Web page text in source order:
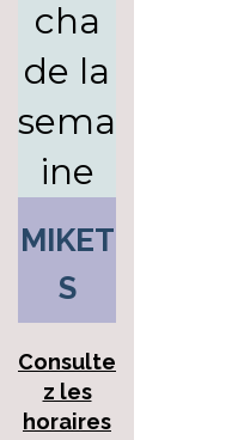
cha
de la
sema
ine
MIKET
S
Consulte
z les
horaires